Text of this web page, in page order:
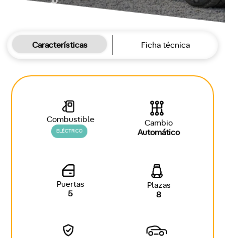
Características Ficha técnica
Combustible
ELÉCTRICO
Cambio
Automático
Puertas
5
Plazas
8